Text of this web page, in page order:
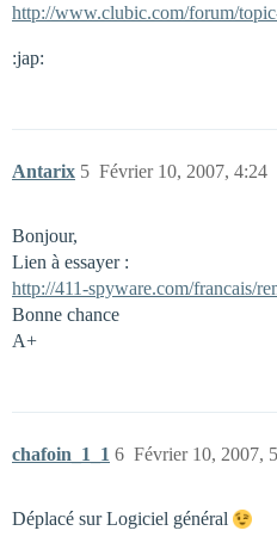
http://www.clubic.com/forum/
:jap:
Antarix Février 10, 2007, 4:24
5
Bonjour,
Lien à essayer :
http://411-spyware.com/francais/
Bonne chance
A+
chafoin_1_1 Février 10, 2007,
6
Déplacé sur Logiciel général